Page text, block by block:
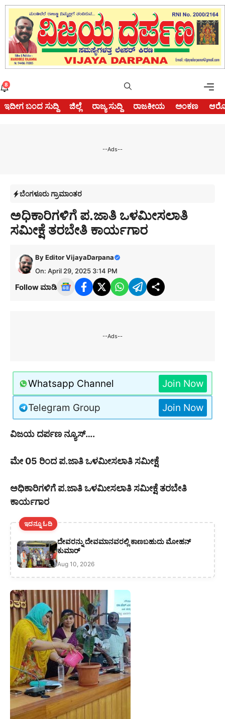
Skip
content
8
ಇದೀಗ ಬಂದ ಸುದ್ದಿ ಜಿಲ್ಲೆ ರಾಜ್ಯ ಸುದ್ದಿ ರಾಜಕೀಯ ಅಂಕಣ
--Ads--
ಬೆಂಗಳೂರು ಗ್ರಾಮಾಂತರ
ಅಧಿಕಾರಿಗಳಿಗೆ ಪ.ಜಾತಿ ಒಳಮೀಸಲಾತಿ
ಸಮೀಕ್ಷೆ ತರಬೇತಿ ಕಾರ್ಯಗಾರ
ByEditor VijayaDarpana
On: April 29, 2025 3:14 PM
Follow ಮಾಡಿ
--Ads--
Whatsapp Channel Join Now
Telegram Group Join Now
ವಿಜಯ ದರ್ಪಣ ನ್ಯೂಸ್….
ಮೇ 05 ರಿಂದ ಪ.ಜಾತಿ ಒಳಮೀಸಲಾತಿ ಸಮೀಕ್ಷೆ
ಅಧಿಕಾರಿಗಳಿಗೆ ಪ.ಜಾತಿ ಒಳಮೀಸಲಾತಿ ಸಮೀಕ್ಷೆ ತರಬೇತಿ
ಕಾರ್ಯಗಾರ
ಇದನ್ನೂ ಓದಿ
ದೇವರನ್ನು ದೇವಮಾನವರಲ್ಲಿ ಕಾಣಬಹುದು ಮೋಹನ್
ಕುಮಾರ್
Aug 10, 2026